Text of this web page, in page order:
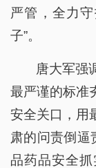
严管，全力守
子”。
唐大军强
最严谨的标准
安全关口，用
肃的问责倒逼
品药品安全